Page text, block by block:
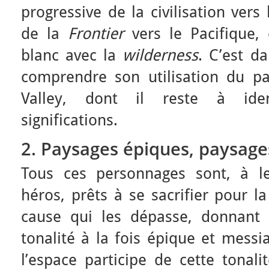
progressive de la civilisation vers
de la Frontiervers le Pacifique,
blanc avec la wilderness. C’est
comprendre son utilisation du
Valley, dont il reste à
significations.
2. Paysages épiques,
Tous ces personnages sont, à
héros, prêts à se sacrifier pour
cause qui les dépasse,
tonalité à la fois épique et
l’espace participe de cette